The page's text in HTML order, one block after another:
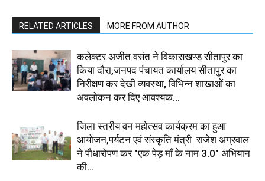
RELATED ARTICLES MORE FROM AUTHOR
कलेक्टर अजीत वसंत ने विकासखण्ड सीतापुर का
किया दौरा,जनपद पंचायत कार्यालय सीतापुर का
निरीक्षण कर देखी व्यवस्था, विभिन्न शाखाओं का
अवलोकन कर दिए आवश्यक...
जिला स्तरीय वन महोत्सव कार्यक्रम का हुआ
आयोजन,पर्यटन एवं संस्कृति मंत्री राजेश अग्रवाल
ने पौधारोपण कर "एक पेड़ माँ के नाम 3.0" अभियान
की...